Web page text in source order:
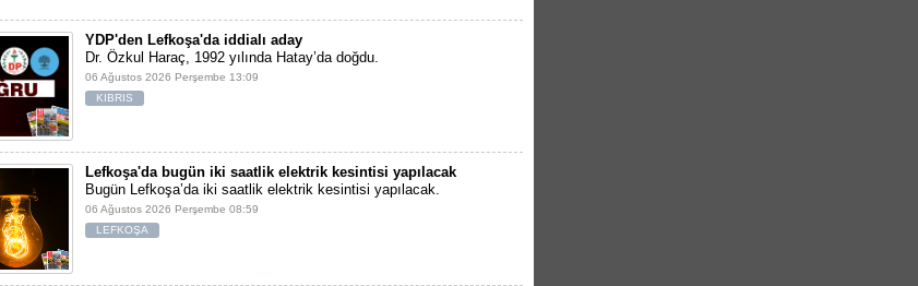
YDP'den Lefkoşa'da iddialı aday
Dr. Özkul Haraç, 1992 yılında Hatay’da doğdu.
06 Ağustos 2026 Perşembe 13:09
KIBRIS
Lefkoşa'da bugün iki saatlik elektrik kesintisi yapılacak
Bugün Lefkoşa’da iki saatlik elektrik kesintisi yapılacak.
06 Ağustos 2026 Perşembe 08:59
LEFKOŞA